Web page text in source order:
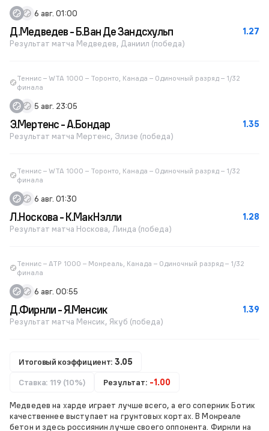
6 авг. 01:00
1.27
Д.Медведев - Б.Ван Де Зандсхульп
Результат матча Медведев, Даниил (победа)
Теннис – WTA 1000 – Торонто, Канада – Одиночный разряд – 1/32
финала
5 авг. 23:05
1.35
Э.Мертенс - А.Бондар
Результат матча Мертенс, Элизе (победа)
Теннис – WTA 1000 – Торонто, Канада – Одиночный разряд – 1/32
финала
6 авг. 01:30
1.28
Л.Носкова - К.МакНэлли
Результат матча Носкова, Линда (победа)
Теннис – ATP 1000 – Монреаль, Канада – Одиночный разряд – 1/32
финала
6 авг. 00:55
1.39
Д.Фирнли - Я.Менсик
Результат матча Менсик, Якуб (победа)
Итоговый коэффициент: 3.05
Ставка: 119 (10%)
Результат: -1.00
Медведев на харде играет лучше всего, а его соперник Ботик
качественнее выступает на грунтовых кортах. В Монреале
бетон и здесь россиянин лучше своего оппонента. Фирнли на